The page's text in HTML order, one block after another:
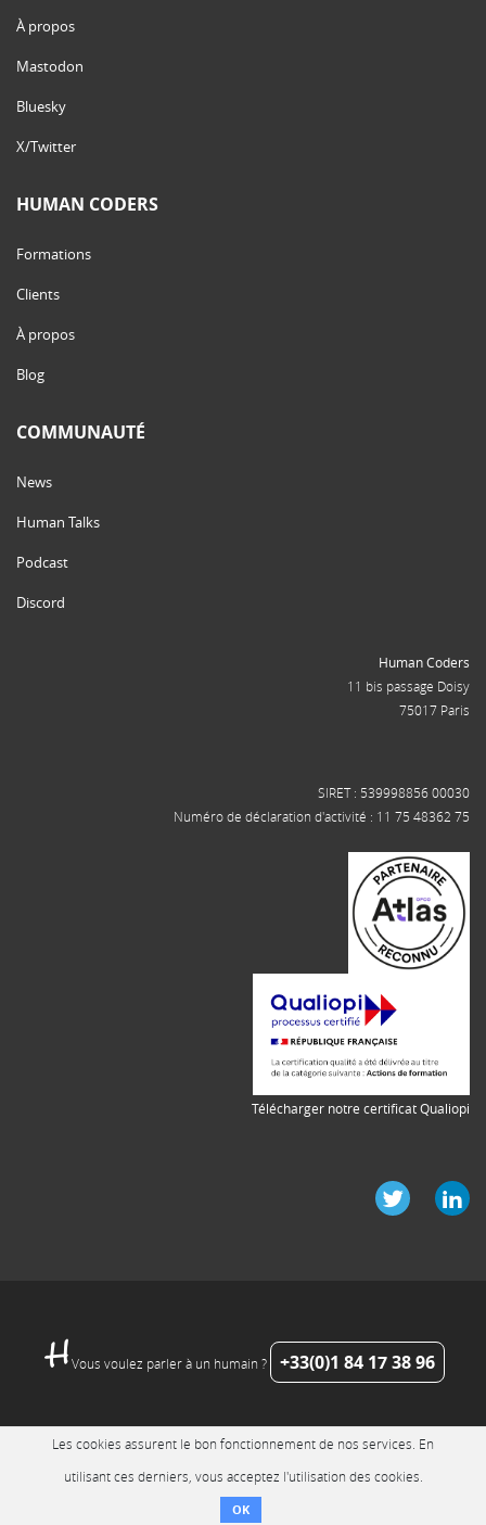
À propos
Mastodon
Bluesky
X/Twitter
HUMAN CODERS
Formations
Clients
À propos
Blog
COMMUNAUTÉ
News
Human Talks
Podcast
Discord
Human Coders
11 bis passage Doisy
75017 Paris
SIRET : 539998856 00030
Numéro de déclaration d'activité : 11 75 48362 75
Télécharger notre certificat Qualiopi
Vous voulez parler à un humain ? +33(0)1 84 17 38 96
Les cookies assurent le bon fonctionnement de nos services. En
utilisant ces derniers, vous acceptez l'utilisation des cookies.
OK